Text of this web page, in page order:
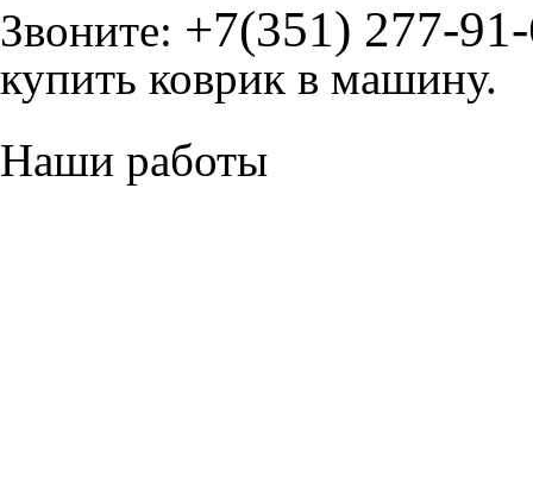
Звоните: +7(351) 277-
купить коврик в машину.
Наши работы